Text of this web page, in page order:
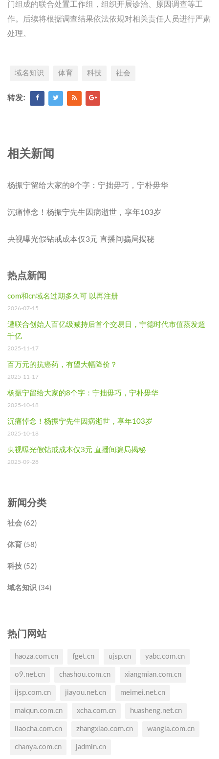
门组成的联合处置工作组，组织开展诊治、原因调查等工
作。后续将根据调查结果依法依规对相关责任人员进行严肃
处理。
域名知识 体育 科技 社会
转发:
相关新闻
杨振宁留给大家的8个字：宁拙毋巧，宁朴毋华
沉痛悼念！杨振宁先生因病逝世，享年103岁
央视曝光假钻戒成本仅3元 直播间骗局揭秘
热点新闻
com和cn域名过期多久可 以再注册
2026-07-15
遭联合创始人百亿级减持后首个交易日，宁德时代市值蒸发超
千亿
2025-11-17
百万元的抗癌药，有望大幅降价？
2025-11-17
杨振宁留给大家的8个字：宁拙毋巧，宁朴毋华
2025-10-18
沉痛悼念！杨振宁先生因病逝世，享年103岁
2025-10-18
央视曝光假钻戒成本仅3元 直播间骗局揭秘
2025-09-28
新闻分类
社会 (62)
体育 (58)
科技 (52)
域名知识 (34)
热门网站
haoza.com.cn fget.cn ujsp.cn yabc.com.cn
o9.net.cn chashou.com.cn xiangmian.com.cn
ijsp.com.cn jiayou.net.cn meimei.net.cn
maiqun.com.cn xcha.com.cn huasheng.net.cn
liaocha.com.cn zhangxiao.com.cn wangla.com.cn
chanya.com.cn jadmin.cn